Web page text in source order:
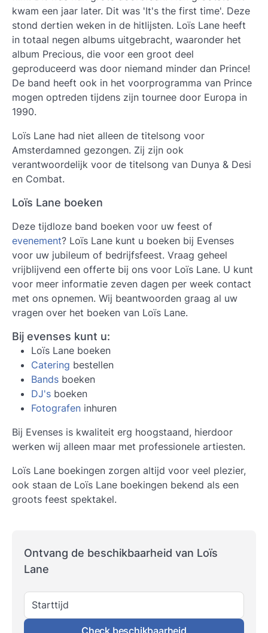
kwam een jaar later. Dit was 'It's the first time'. Deze
stond dertien weken in de hitlijsten. Loïs Lane heeft
in totaal negen albums uitgebracht, waaronder het
album Precious, die voor een groot deel
geproduceerd was door niemand minder dan Prince!
De band heeft ook in het voorprogramma van Prince
mogen optreden tijdens zijn tournee door Europa in
1990.
Loïs Lane had niet alleen de titelsong voor
Amsterdamned gezongen. Zij zijn ook
verantwoordelijk voor de titelsong van Dunya & Desi
en Combat.
Loïs Lane boeken
Deze tijdloze band boeken voor uw feest of
evenement? Loïs Lane kunt u boeken bij Evenses
voor uw jubileum of bedrijfsfeest. Vraag geheel
vrijblijvend een offerte bij ons voor Loïs Lane. U kunt
voor meer informatie zeven dagen per week contact
met ons opnemen. Wij beantwoorden graag al uw
vragen over het boeken van Loïs Lane.
Bij evenses kunt u:
Loïs Lane boeken
Catering bestellen
Bands boeken
DJ's boeken
Fotografen inhuren
Bij Evenses is kwaliteit erg hoogstaand, hierdoor
werken wij alleen maar met professionele artiesten.
Loïs Lane boekingen zorgen altijd voor veel plezier,
ook staan de Loïs Lane boekingen bekend als een
groots feest spektakel.
Ontvang de beschikbaarheid van Loïs
Lane
Starttijd